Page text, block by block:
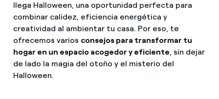
Horarios punta, llano y valle: qué son, cuándo aplican
Cita previa Endesa: cómo pedir, cambiar o anular tu cita
¿Qué es el consumo responsable?
Ofertas para autónomos y Pymes
¿Gestionas varias comunidades de propietarios?
Compromiso
Blog
Estafas telefónicas
llega Halloween, una oportunidad perfecta para
combinar calidez, eficiencia energética y
creatividad al ambientar tu casa. Por eso, te
ofrecemos varios consejos para transformar tu
hogar en un espacio acogedor y eficiente, sin dejar
de lado la magia del otoño y el misterio del
Halloween.